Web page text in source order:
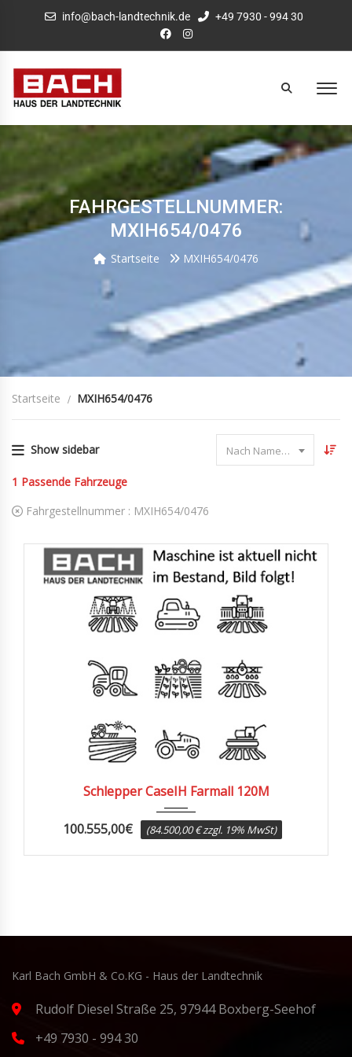
info@bach-landtechnik.de +49 7930 - 994 30
FAHRGESTELLNUMMER:
MXIH654/0476
Startseite MXIH654/0476
Startseite MXIH654/0476
Show sidebar Nach Name sortieren
1 Passende Fahrzeuge
Fahrgestellnummer : MXIH654/0476
Schlepper CaseIH Farmall 120M
100.555,00€ (84.500,00 € zzgl. 19% MwSt)
Karl Bach GmbH & Co.KG - Haus der Landtechnik
Rudolf Diesel Straße 25, 97944 Boxberg-Seehof
+49 7930 - 994 30